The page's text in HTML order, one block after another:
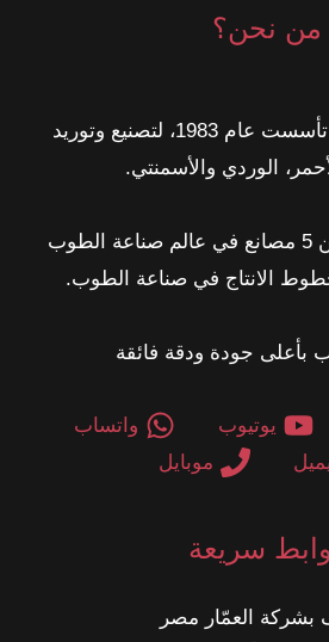
من نحن؟
شركة العمار مصر تأسست عام 1983، لتصنيع وتوريد
الوردي والأسمنتي.
تضم شركتنا أكثر من 5 مصانع في عالم صناعة الطوب
الانتاج في صناعة الطوب.
بأعلى جودة ودقة فائقة
يوتيوب
واتساب
موبايل
سريعة
بشركة العمّار مصر